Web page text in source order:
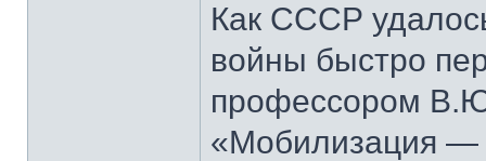
Как СССР
войны быстро
профессором
«Мобилизация —